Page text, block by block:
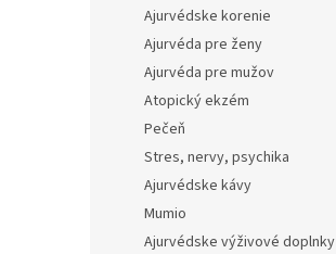
Ajurvédske korenie
Ajurvéda pre ženy
Ajurvéda pre mužov
Atopický ekzém
Pečeň
Stres, nervy, psychika
Ajurvédske kávy
Mumio
Ajurvédske výživové doplnky